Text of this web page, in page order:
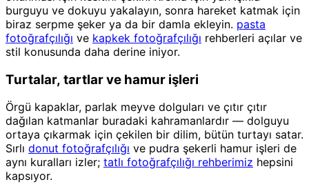
burguyu ve dokuyu yakalayın, sonra hareket katmak için
biraz serpme şeker ya da bir damla ekleyin. pasta
fotoğrafçılığı ve kapkek fotoğrafçılığı rehberleri açılar ve
stil konusunda daha derine iniyor.
Turtalar, tartlar ve hamur işleri
Örgü kapaklar, parlak meyve dolguları ve çıtır çıtır
dağılan katmanlar buradaki kahramanlardır — dolguyu
ortaya çıkarmak için çekilen bir dilim, bütün turtayı satar.
Sırlı donut fotoğrafçılığı ve pudra şekerli hamur işleri de
aynı kuralları izler; tatlı fotoğrafçılığı rehberimiz hepsini
kapsıyor.